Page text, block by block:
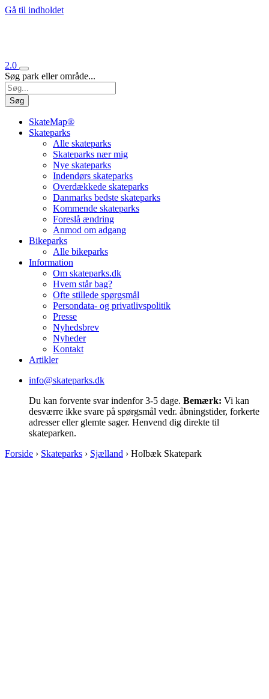
Gå til indholdet
2.0
Søg park eller område...
Søg
SkateMap®
Skateparks
Alle skateparks
Skateparks nær mig
Nye skateparks
Indendørs skateparks
Overdækkede skateparks
Danmarks bedste skateparks
Kommende skateparks
Foreslå ændring
Anmod om adgang
Bikeparks
Alle bikeparks
Information
Om skateparks.dk
Hvem står bag?
Ofte stillede spørgsmål
Persondata- og privatlivspolitik
Presse
Nyhedsbrev
Nyheder
Kontakt
Artikler
info@skateparks.dk
Du kan forvente svar indenfor 3-5 dage. Bemærk: Vi kan
desværre ikke svare på spørgsmål vedr. åbningstider, forkerte
adresser eller glemte sager. Henvend dig direkte til
skateparken.
Forside › Skateparks › Sjælland › Holbæk Skatepark